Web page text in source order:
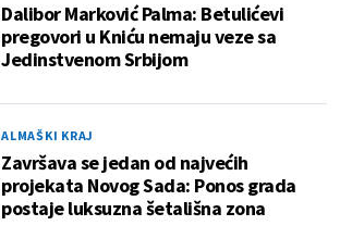
Dalibor Marković Palma: Betulićevi
pregovori u Kniću nemaju veze sa
Jedinstvenom Srbijom
ALMAŠKI KRAJ
Završava se jedan od najvećih
projekata Novog Sada: Ponos grada
postaje luksuzna šetališna zona